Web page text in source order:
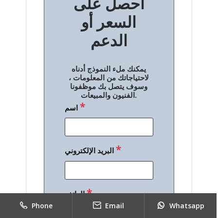
السعر أو
الدعم
يمكنك ملء النموذج أدناه
لاحتياجاتك من المعلومات ،
وسوف يتصل بك موظفونا
الفنيون والمبيعات.
اسم*
البريد الإلكتروني*
الهاتف*
Phone Email Whatsapp